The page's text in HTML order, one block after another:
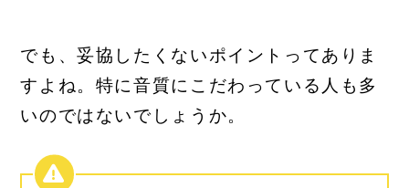
でも、妥協したくないポイントってありま
すよね。特に音質にこだわっている人も多
いのではないでしょうか。